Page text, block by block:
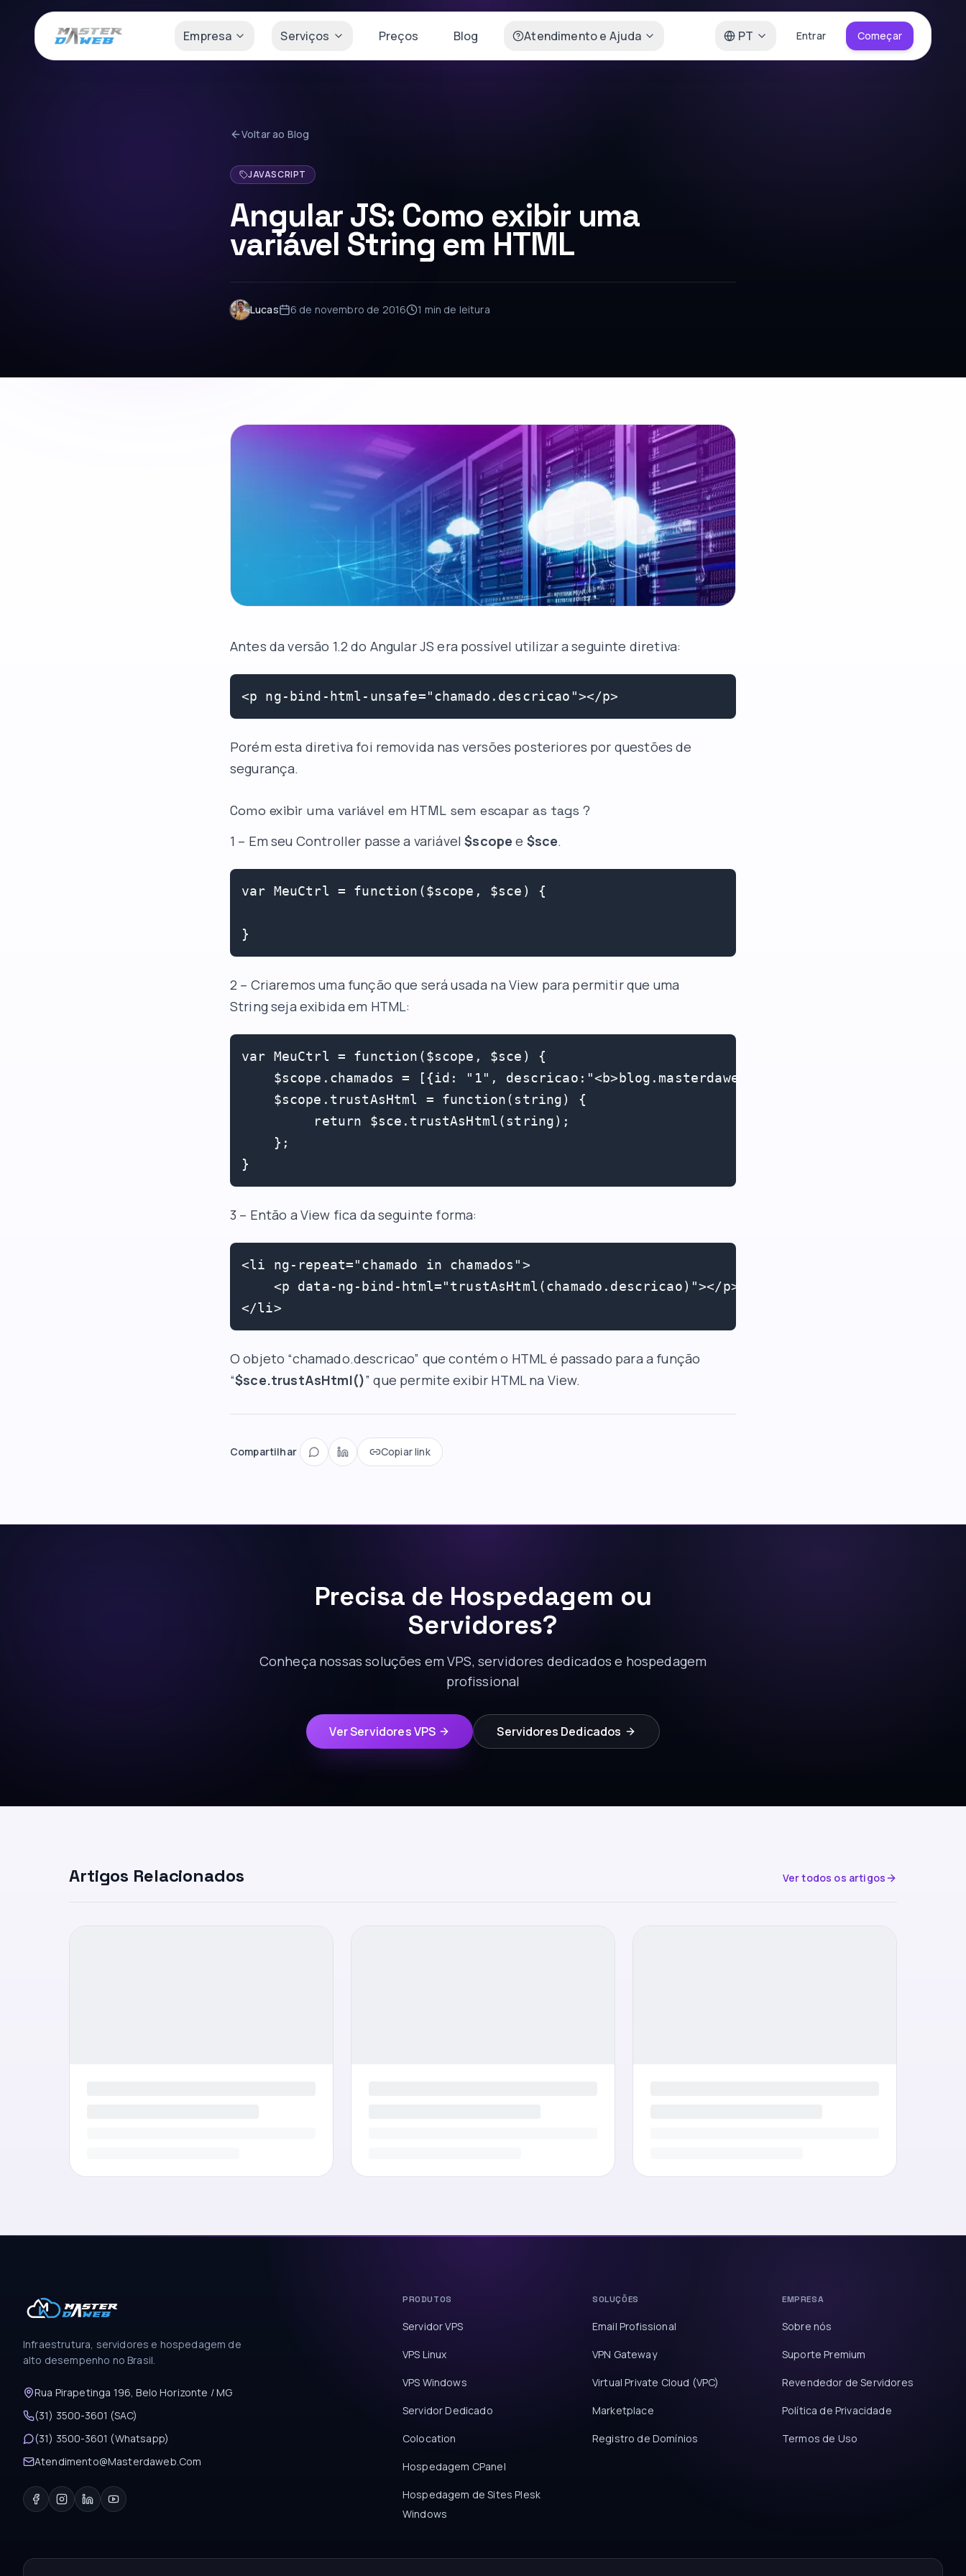
Empresa Serviços Preços Blog Atendimento e Ajuda PT Entrar Começar
Voltar ao Blog
JAVASCRIPT
Angular JS: Como exibir uma
variável String em HTML
Lucas 6 de novembro de 2016 1 min de leitura
Antes da versão 1.2 do Angular JS era possível utilizar a seguinte diretiva:
<p ng-bind-html-unsafe="chamado.descricao"></p>
Porém esta diretiva foi removida nas versões posteriores por questões de
segurança.
Como exibir uma variável em HTML sem escapar as tags ?
1 – Em seu Controller passe a variável$scope e $sce.
var MeuCtrl = function($scope, $sce) {
}
2 – Criaremos uma função que será usada na View para permitir que uma
String seja exibida em HTML:
var MeuCtrl = function($scope, $sce) {
    $scope.chamados = [{id: "1", descricao:"<b>blog.masterdaweb.com</b>"}]
    $scope.trustAsHtml = function(string) {
         return $sce.trustAsHtml(string);
    };
}
3 – Então a View fica da seguinte forma:
<li ng-repeat="chamado in chamados">
    <p data-ng-bind-html="trustAsHtml(chamado.descricao)"></p>
</li>
O objeto “chamado.descricao” que contém o HTML é passado para a função
“$sce.trustAsHtml()” que permite exibir HTML na View.
Compartilhar Copiar link
Precisa de Hospedagem ou
Servidores?
Conheça nossas soluções em VPS, servidores dedicados e hospedagem
profissional
Ver Servidores VPS Servidores Dedicados
Artigos Relacionados Ver todos os artigos
Infraestrutura, servidores e hospedagem de
alto desempenho no Brasil.
Rua Pirapetinga 196, Belo Horizonte / MG
(31) 3500-3601 (SAC)
(31) 3500-3601 (Whatsapp)
Atendimento@Masterdaweb.Com
PRODUTOS
Servidor VPS
VPS Linux
VPS Windows
Servidor Dedicado
Colocation
Hospedagem CPanel
Hospedagem de Sites Plesk
Windows
SOLUÇÕES
Email Profissional
VPN Gateway
Virtual Private Cloud (VPC)
Marketplace
Registro de Domínios
EMPRESA
Sobre nós
Suporte Premium
Revendedor de Servidores
Política de Privacidade
Termos de Uso